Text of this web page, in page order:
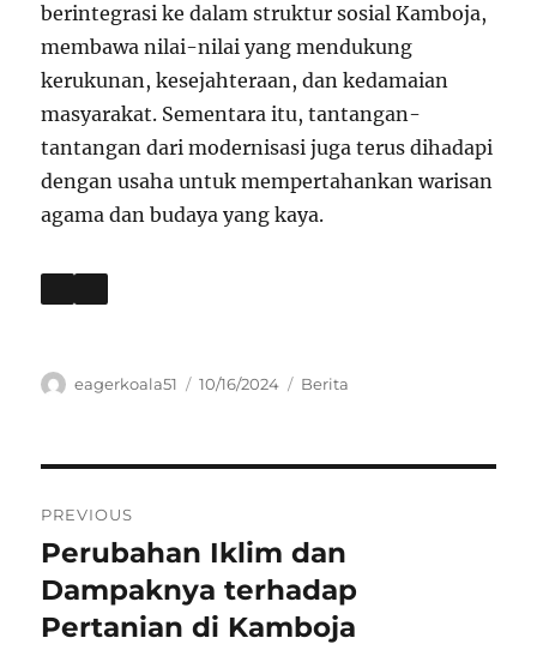
berintegrasi ke dalam struktur sosial Kamboja,
membawa nilai-nilai yang mendukung
kerukunan, kesejahteraan, dan kedamaian
masyarakat. Sementara itu, tantangan-
tantangan dari modernisasi juga terus dihadapi
dengan usaha untuk mempertahankan warisan
agama dan budaya yang kaya.
Author
eagerkoala51
Posted
10/16/2024 Categories
Berita
pos
PREVIOUS
Previous
post:
Perubahan Iklim dan
Dampaknya terhadap
Pertanian di Kamboja